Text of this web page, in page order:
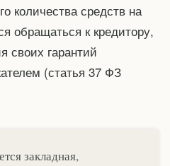
количества средств на
обращаться к кредитору,
своих гарантий
(статья 37 ФЗ
закладная,